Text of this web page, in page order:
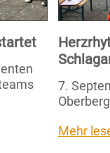
7.
Mehr